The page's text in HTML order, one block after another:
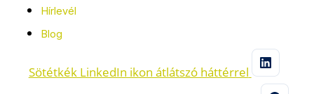
Hírlevél
Blog
Sötétkék LinkedIn ikon átlátszó háttérrel